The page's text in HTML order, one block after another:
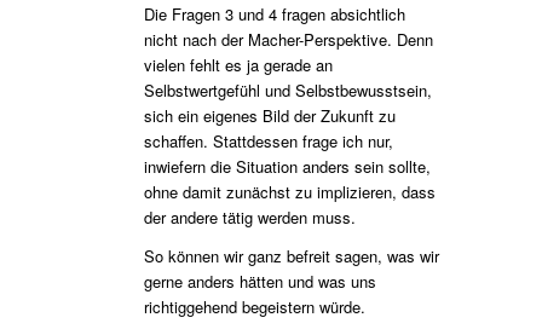
Die Fragen 3 und 4 fragen absichtlich
nicht nach der Macher-Perspektive. Denn
vielen fehlt es ja gerade an
Selbstwertgefühl und Selbstbewusstsein,
sich ein eigenes Bild der Zukunft zu
schaffen. Stattdessen frage ich nur,
inwiefern die Situation anders sein sollte,
ohne damit zunächst zu implizieren, dass
der andere tätig werden muss.
So können wir ganz befreit sagen, was wir
gerne anders hätten und was uns
richtiggehend begeistern würde.